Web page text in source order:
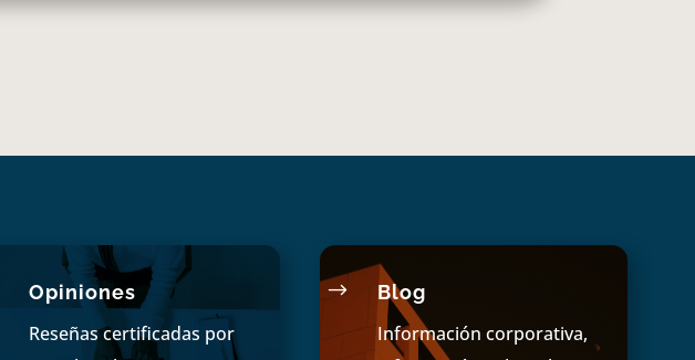
Opiniones
Reseñas certificadas por
$ Blog
Información corporativa,